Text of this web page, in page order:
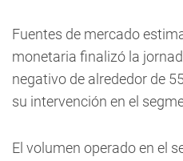
Fuentes de mercado
monetaria finalizó la
negativo de alrededor de
su intervención en el
El volumen operado en el